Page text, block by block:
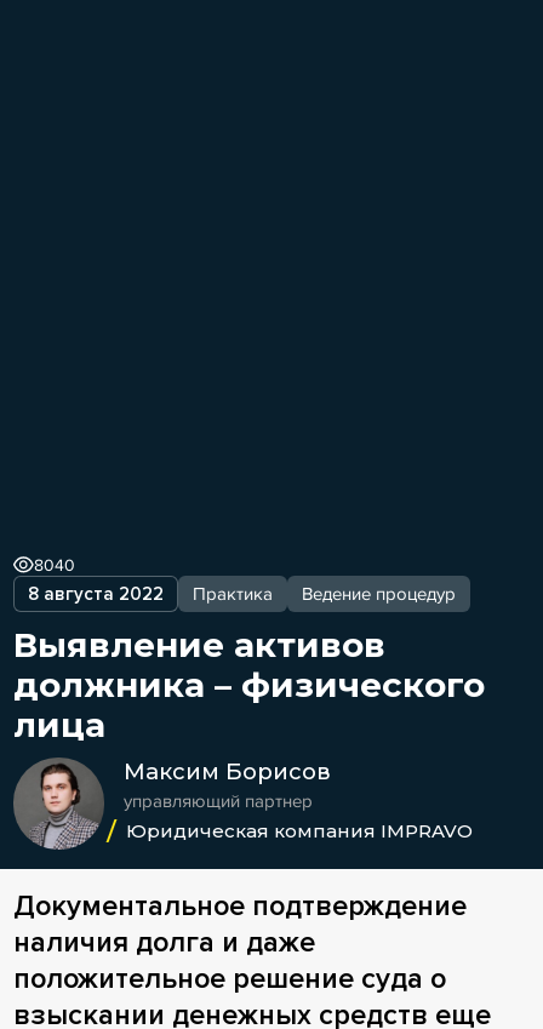
8 августа 2022 Практика Ведение процедур
8040
Выявление активов
должника – физического
лица
Максим Борисов
управляющий партнер
Юридическая компания IMPRAVO
Документальное подтверждение
наличия долга и даже
положительное решение суда о
взыскании денежных средств еще